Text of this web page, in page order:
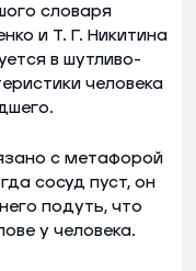
словаря
и Т. Г. Никитина
в шутливо-
человека
с метафорой
сосуд пуст, он
подуть, что
у человека.